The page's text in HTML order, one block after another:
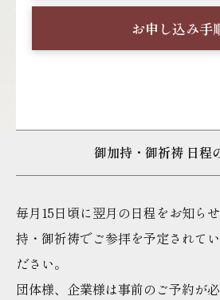
お申し込み手
御加持・御祈祷 日程
毎月15日頃に翌月の日程をお知らせ
持・御祈祷でご参拝を予定されて
ださい。
団体様、企業様は事前のご予約が